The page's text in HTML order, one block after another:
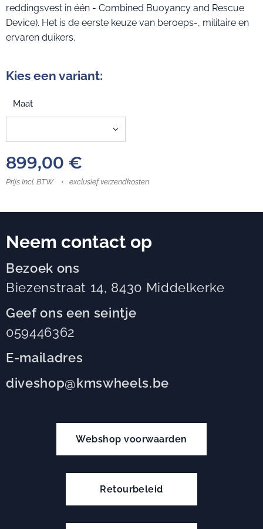
reddingsvest in één - Combined Buoyancy and Rescue
Device). Het is de eerste keuze van beroeps-, militaire en
ervaren duikers.
Kies een variant:
Maat
899,00 €
Prijs Incl. BTW exclusief verzendkosten
Neem contact op
Bezoek ons
Biezenstraat 14, 8430 Middelkerke
Geef ons een seintje
059446362
E-mailadres
diveshop@kmswheels.be
Webshop voorwaarden
Retourbeleid